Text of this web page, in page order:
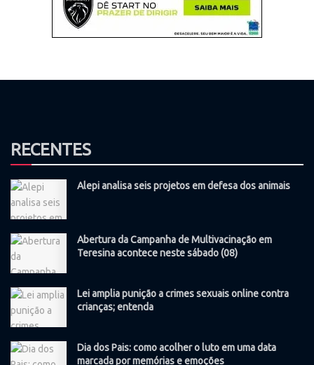
RECENTES
Alepi analisa seis projetos em defesa dos animais
Abertura da Campanha de Multivacinação em
Teresina acontece neste sábado (08)
Lei amplia punição a crimes sexuais online contra
crianças; entenda
Dia dos Pais: como acolher o luto em uma data
marcada por memórias e emoções